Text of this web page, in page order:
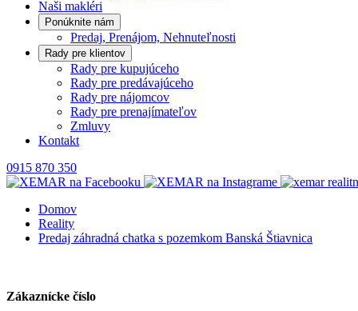
Naši makléri
Ponúknite nám
Predaj, Prenájom, Nehnuteľnosti
Rady pre klientov
Rady pre kupujúceho
Rady pre predávajúceho
Rady pre nájomcov
Rady pre prenajímateľov
Zmluvy
Kontakt
0915 870 350
Domov
Reality
Predaj záhradná chatka s pozemkom Banská Štiavnica
Zákaznícke číslo